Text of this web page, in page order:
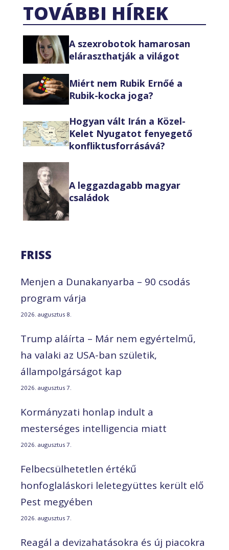
TOVÁBBI HÍREK
A szexrobotok hamarosan
eláraszthatják a világot
Miért nem Rubik Ernőé a
Rubik-kocka joga?
Hogyan vált Irán a Közel-
Kelet Nyugatot fenyegető
konfliktusforrásává?
A leggazdagabb magyar
családok
FRISS
Menjen a Dunakanyarba – 90 csodás
program várja
2026. augusztus 8.
Trump aláírta – Már nem egyértelmű,
ha valaki az USA-ban születik,
állampolgárságot kap
2026. augusztus 7.
Kormányzati honlap indult a
mesterséges intelligencia miatt
2026. augusztus 7.
Felbecsülhetetlen értékű
honfoglaláskori leletegyüttes került elő
Pest megyében
2026. augusztus 7.
Reagál a devizahatásokra és új piacokra